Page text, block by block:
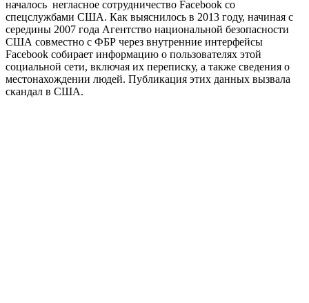
началось негласное сотрудничество Facebook со
спецслужбами США. Как выяснилось в 2013 году, начиная с
середины 2007 года Агентство национальной безопасности
США совместно с ФБР через внутренние интерфейсы
Facebook собирает информацию о пользователях этой
социальной сети, включая их переписку, а также сведения о
местонахождении людей. Публикация этих данных вызвала
скандал в США.